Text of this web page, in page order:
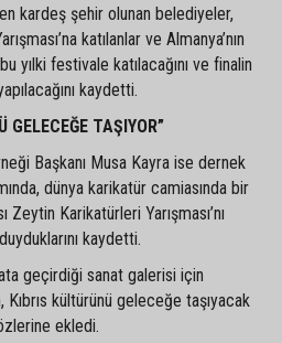
kardeş şehir olunan belediyeler,
katılanlar ve Almanya’nın
yılki festivale katılacağını ve finalin
kaydetti.
GELECEĞE TAŞIYOR”
Başkanı Musa Kayra ise dernek
dünya karikatür camiasında bir
Karikatürleri Yarışması’nı
kaydetti.
geçirdiği sanat galerisi için
kültürünü geleceğe taşıyacak
ekledi.